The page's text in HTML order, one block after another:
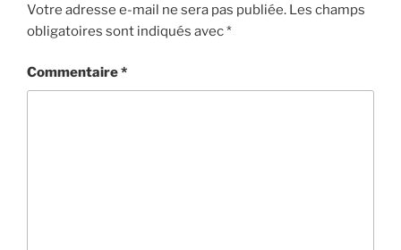
Votre adresse e-mail ne sera pas publiée. Les champs
obligatoires sont indiqués avec*
Commentaire*